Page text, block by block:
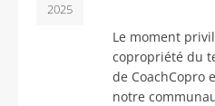
2025
Le moment
copropriété du
de CoachCopro
notre